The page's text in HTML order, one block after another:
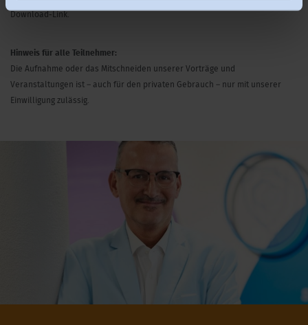
Download-Link.
Hinweis für alle Teilnehmer:
Die Aufnahme oder das Mitschneiden unserer Vorträge und
Veranstaltungen ist – auch für den privaten Gebrauch – nur mit unserer
Einwilligung zulässig.